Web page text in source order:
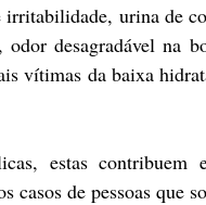
urina de
desagradável na
vítimas da baixa
estas
casos de pessoas que